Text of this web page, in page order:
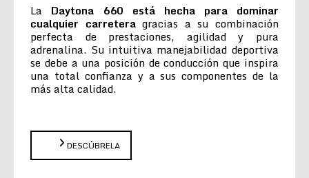
La Daytona 660 está hecha para dominar
cualquier carreteragracias a su combinación
perfecta de prestaciones, agilidad y pura
adrenalina. Su intuitiva manejabilidad deportiva
se debe a una posición de conducción que inspira
una total confianza y a sus componentes de la
más alta calidad.
DESCÚBRELA